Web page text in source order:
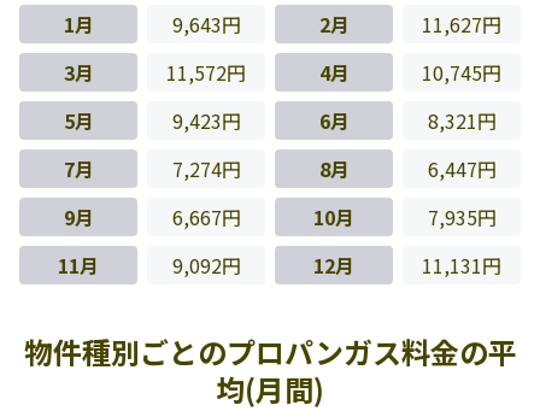
1月 9,643円 2月
11,627円
3月
11,572円 4月
10,745円
5月
9,423円 6月
8,321円
7月
7,274円 8月
6,447円
9月
6,667円 10月
7,935円
11月
9,092円 12月 11,131円
物件種別ごとのプロパンガス料金の平
均(月間)